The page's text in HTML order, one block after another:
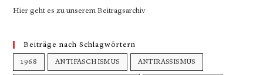
Hier geht es zu unserem Beitragsarchiv
Beiträge nach Schlagwörtern
1968 ANTIFASCHISMUS ANTIRASSISMUS